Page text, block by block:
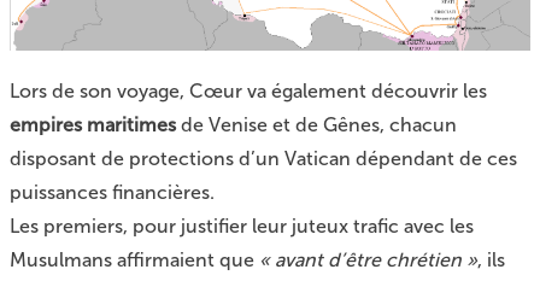
Lors de son voyage, Cœur va également découvrir les
empires maritimesde Venise et de Gênes, chacun
disposant de protections d’un Vatican dépendant de ces
puissances financières.
Les premiers, pour justifier leur juteux trafic avec les
Musulmans affirmaient que « avant d’être chrétien », ils